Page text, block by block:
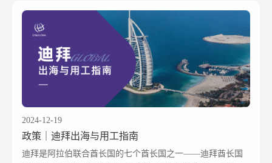
2024-12-19
政策｜迪拜出海与用工指南
迪拜是阿拉伯联合酋长国的七个酋长国之一——迪拜酋长国